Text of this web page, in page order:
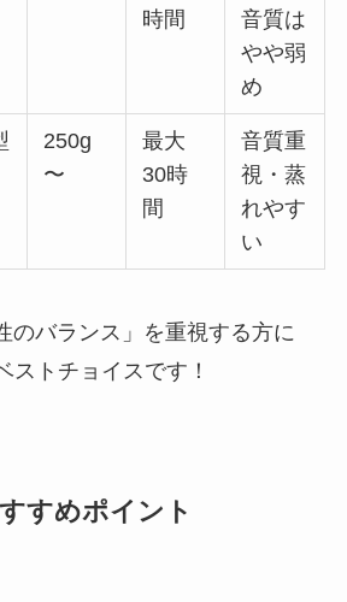
時間
音質は
やや弱
め
250g
〜
最大
30時
間
音質重
視・蒸
れやす
い
のバランス」を重視する方に
ストチョイスです！
すめポイント